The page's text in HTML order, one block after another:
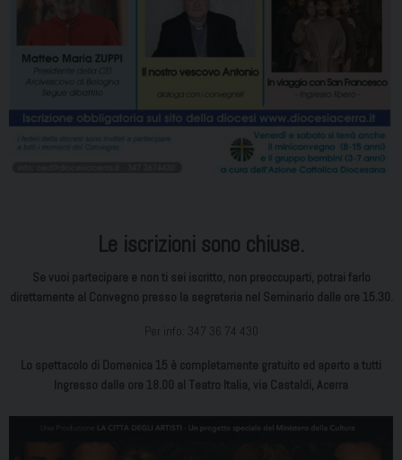
Le iscrizioni sono chiuse.
Se vuoi partecipare e non ti sei iscritto, non preoccuparti, potrai farlo
direttamente al Convegno presso la segreteria nel Seminario dalle ore 15.30.
Per info: 347 36 74 430
Lo spettacolo di Domenica 15 è completamente gratuito ed aperto a tutti
Ingresso dalle ore 18.00 al Teatro Italia, via Castaldi, Acerra